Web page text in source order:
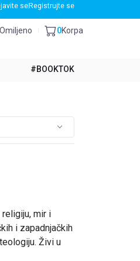
PREKO 3500 RSD
se Registrujte se
Omiljeno Korpa
0
#BOOKTOK
mir i
i zapadnjačkih
Živi u